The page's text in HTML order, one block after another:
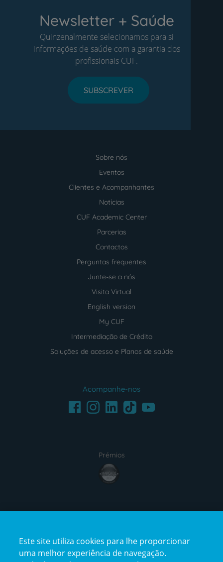
Newsletter + Saúde
Quinzenalmente selecionamos para si
informações de saúde com a garantia dos
profissionais CUF.
SUBSCREVER
Sobre nós
Eventos
Clientes e Acompanhantes
Notícias
CUF Academic Center
Parcerias
Contactos
Perguntas frequentes
Junte-se a nós
Visita Virtual
English version
My CUF
Intermediação de Crédito
Soluções de acesso e Planos de saúde
Acompanhe-nos
FacebookInstagramLinkedInTikTokYoutube
Prémios
award4
certification2certification3
Este site utiliza cookies para lhe proporcionar
uma melhor experiência de navegação.